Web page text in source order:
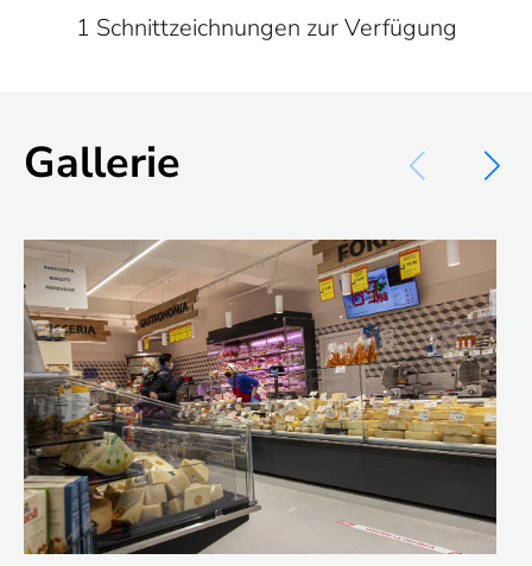
1 Schnittzeichnungen zur Verfügung
Gallerie